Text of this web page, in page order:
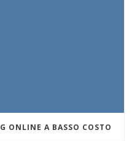
ONLINE A BASSO COSTO